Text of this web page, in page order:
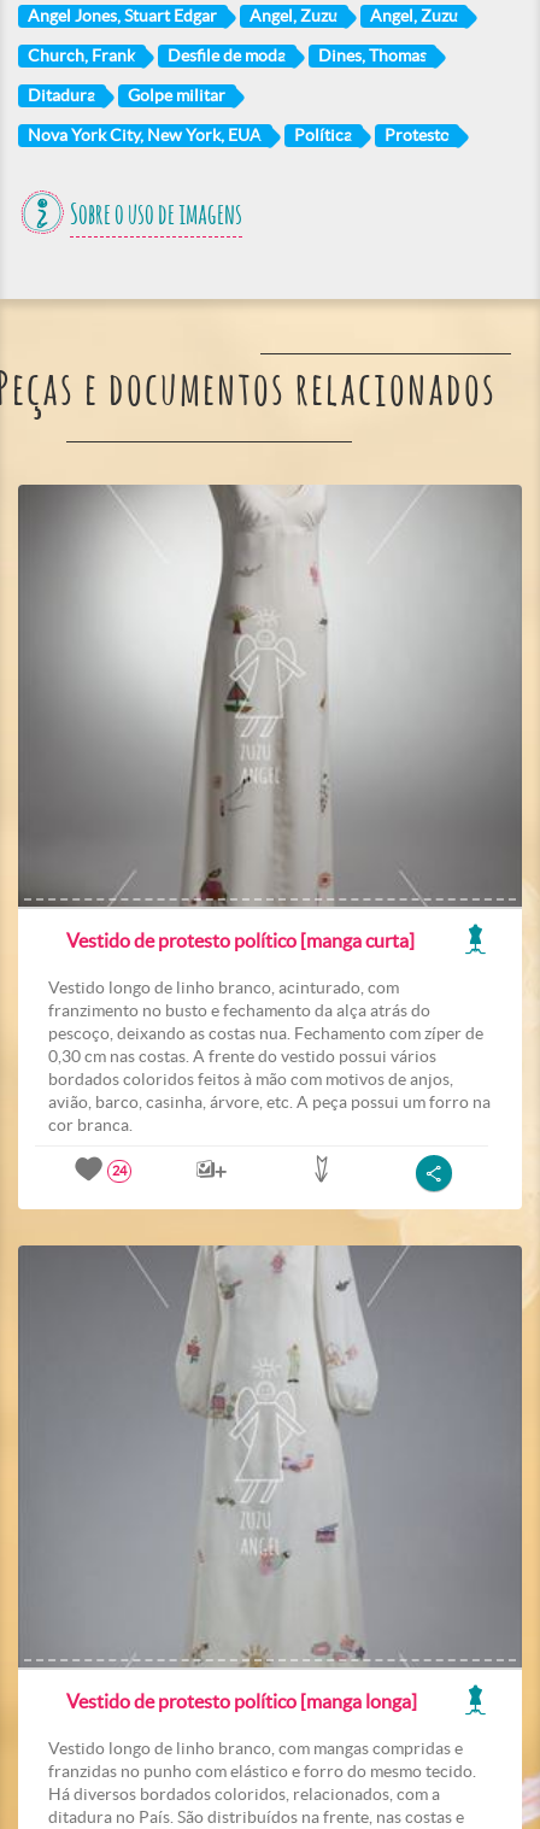
Angel Jones, Stuart Edgar Angel, Zuzu Angel, Zuzu
Church, Frank Desfile de moda Dines, Thomas
Ditadura Golpe militar
Nova York City, New York, EUA Política Protesto
Sobre o uso de imagens
e documentos relacionados
Vestido de protesto político [manga curta]
Vestido longo de linho branco, acinturado, com
franzimento no busto e fechamento da alça atrás do
pescoço, deixando as costas nua. Fechamento com zíper de
0,30 cm nas costas. A frente do vestido possui vários
bordados coloridos feitos à mão com motivos de anjos,
avião, barco, casinha, árvore, etc. A peça possui um forro na
cor branca.
24
Vestido de protesto político [manga longa]
Vestido longo de linho branco, com mangas compridas e
franzidas no punho com elástico e forro do mesmo tecido.
Há diversos bordados coloridos, relacionados, com a
ditadura no País. São distribuídos na frente, nas costas e